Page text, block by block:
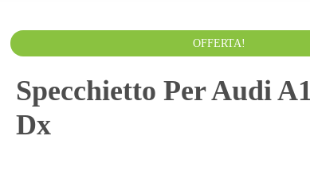
OFFERTA!
IVA esclusa
Specchietto Per Audi
Dx